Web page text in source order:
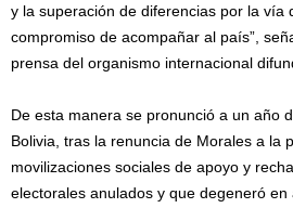
y la superación de diferencias por la vía
compromiso de acompañar al país”,
prensa del organismo internacional
De esta manera se pronunció a un año
Bolivia, tras la renuncia de Morales a la
movilizaciones sociales de apoyo y
electorales anulados y que degeneró